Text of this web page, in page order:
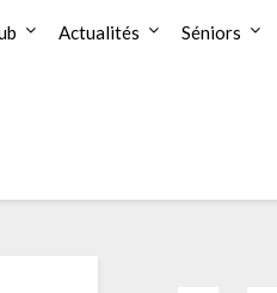
Actualités Séniors